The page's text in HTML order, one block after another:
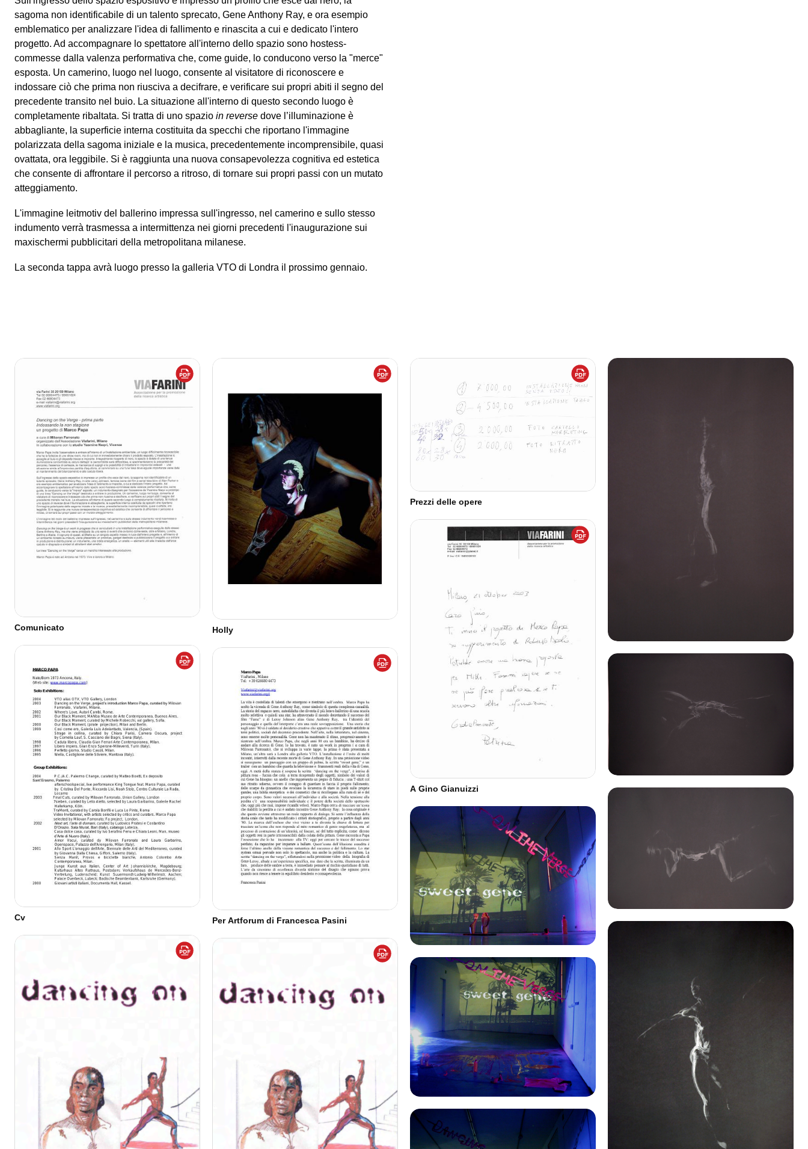
sagoma non identificabile di un talento sprecato, Gene Anthony Ray, e ora esempio
emblematico per analizzare l'idea di fallimento e rinascita a cui e dedicato l'intero
progetto. Ad accompagnare lo spettatore all'interno dello spazio sono hostess-
commesse dalla valenza performativa che, come guide, lo conducono verso la "merce"
esposta. Un camerino, luogo nel luogo, consente al visitatore di riconoscere e
indossare ciò che prima non riusciva a decifrare, e verificare sui propri abiti il segno del
precedente transito nel buio. La situazione all'interno di questo secondo luogo è
completamente ribaltata. Si tratta di uno spazio in reverse dove l’illuminazione è
abbagliante, la superficie interna costituita da specchi che riportano l'immagine
polarizzata della sagoma iniziale e la musica, precedentemente incomprensibile, quasi
ovattata, ora leggibile. Si è raggiunta una nuova consapevolezza cognitiva ed estetica
che consente di affrontare il percorso a ritroso, di tornare sui propri passi con un mutato
atteggiamento.
L'immagine leitmotiv del ballerino impressa sull'ingresso, nel camerino e sullo stesso
indumento verrà trasmessa a intermittenza nei giorni precedenti l'inaugurazione sui
maxischermi pubblicitari della metropolitana milanese.
La seconda tappa avrà luogo presso la galleria VTO di Londra il prossimo gennaio.
Comunicato
Cv
Holly
Per Artforum di Francesca Pasini
Prezzi delle opere
A Gino Gianuizzi